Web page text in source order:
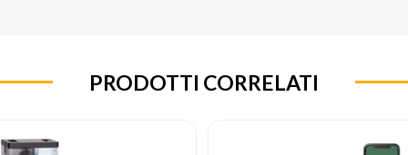
PRODOTTI CORRELATI